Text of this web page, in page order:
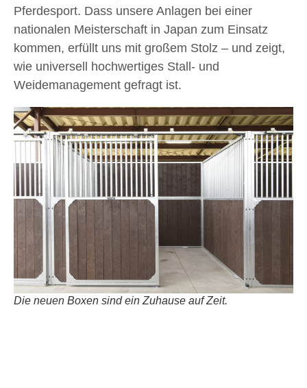
Pferdesport. Dass unsere Anlagen bei einer
nationalen Meisterschaft in Japan zum Einsatz
kommen, erfüllt uns mit großem Stolz – und zeigt,
wie universell hochwertiges Stall- und
Weidemanagement gefragt ist.
Die neuen Boxen sind ein Zuhause auf Zeit.